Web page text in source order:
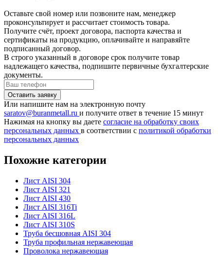
Оставьте свой номер или позвоните нам, менеджер
проконсультирует и рассчитает стоимость товара.
Получите счёт, проект договора, паспорта качества и
сертификаты на продукцию, оплачивайте и направяйте
подписанный договор.
В строго указанный в договоре срок получите товар
надлежащего качества, подпишите первичные бухгалтерские
документы.
Или напишите нам на электронную почту
saratov@buranmetall.ru и получите ответ в течение 15 минут
Нажимая на кнопку вы даете согласие на обработку своих
персональных данных в соответствии с политикой обработки
персональных данных
Похожие категории
Лист AISI 304
Лист AISI 321
Лист AISI 430
Лист AISI 316Ti
Лист AISI 316L
Лист AISI 310S
Труба бесшовная AISI 304
Труба профильная нержавеющая
Проволока нержавеющая